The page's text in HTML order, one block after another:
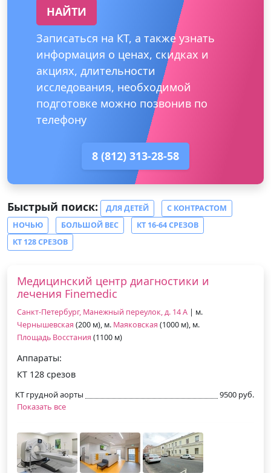
НАЙТИ
Записаться на КТ, а также узнать
информация о ценах, скидках и
акциях, длительности
исследования, необходимой
подготовке можно позвонив по
телефону
8 (812) 313-28-58
Быстрый поиск: ДЛЯ ДЕТЕЙ
С КОНТРАСТОМ
НОЧЬЮ
БОЛЬШОЙ ВЕС
КТ 16-64 СРЕЗОВ
КТ 128 СРЕЗОВ
Медицинский центр диагностики и
лечения Finemedic
Санкт-Петербург, Манежный переулок, д. 14 А | м.
Чернышевская (200 м), м. Маяковская (1000 м), м.
Площадь Восстания (1100 м)
Аппараты:
КТ 128 срезов
КТ грудной аорты
9500 руб.
Показать все